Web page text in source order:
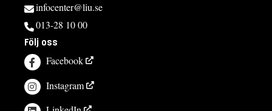
infocenter@liu.se
013-28 10 00
Följ oss
Facebook
Instagram